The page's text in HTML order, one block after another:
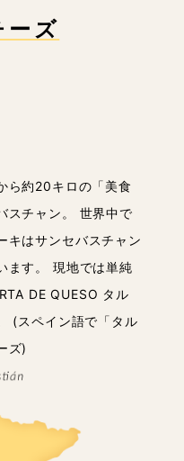
ーズ
ら約20キロの「美食
スチャン。 世界中で
キはサンセバスチャン
ます。 現地では単純
DE QUESO タル
(スペイン語で「タル
ズ)